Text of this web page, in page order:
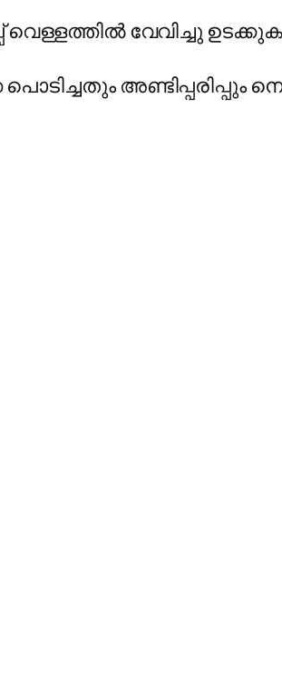
വെള്ളത്തിൽ വേവിച്ചു
അണ്ടിപ്പരിപ്പും